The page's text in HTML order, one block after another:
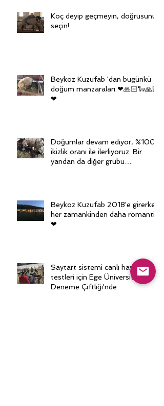
Koç deyip geçmeyin, doğrusunu
seçin!
Beykoz Kuzufab 'dan bugünkü
doğum manzaraları ❤🙏🏻🐑🙏🏻
❤
Doğumlar devam ediyor, %100
ikizlik oranı ile ilerliyoruz. Bir
yandan da diğer grubu
Beykoz Kuzufab 2018'e girerken
her zamankinden daha romantik
❤
Saytart sistemi canlı hayvan
testleri için Ege Üniversitesi
Deneme Çiftliği'nde